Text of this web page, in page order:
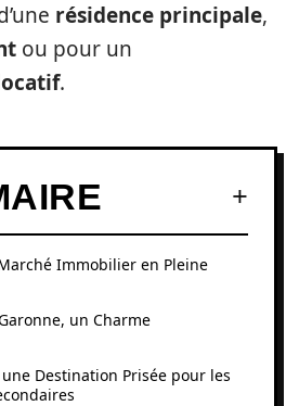
résidence principale,
ou pour un
.
Immobilier en Pleine
un Charme
une Destination Prisée pour les